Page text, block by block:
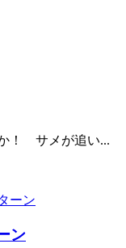
！ サメが追い...
ン